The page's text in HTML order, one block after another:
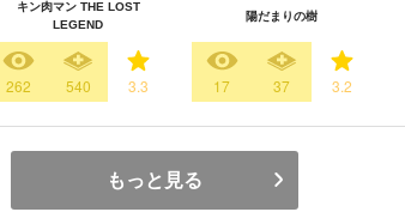
キン肉マン THE LOST
LEGEND
262 540 3.3
陽だまりの樹
17 37 3.2
もっと見る